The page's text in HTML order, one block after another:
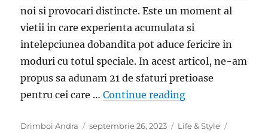
noi si provocari distincte. Este un moment al
vietii in care experienta acumulata si
intelepciunea dobandita pot aduce fericire in
moduri cu totul speciale. In acest articol, ne-am
propus sa adunam 21 de sfaturi pretioase
pentru cei care …Continue reading„Ai trecut de 50
Author
Drimboi Andra
Posted
septembrie 26, 2023 Categories
Life & Style